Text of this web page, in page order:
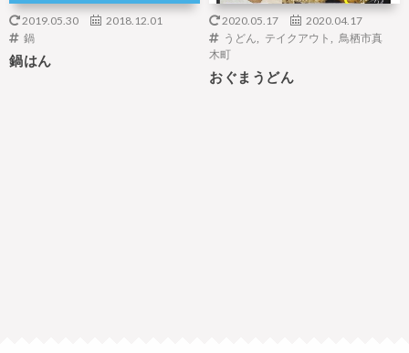
2019.05.30 2018.12.01
鍋
鍋はん
2020.05.17 2020.04.17
うどん テイクアウト
鳥栖市真
木町
おぐまうどん